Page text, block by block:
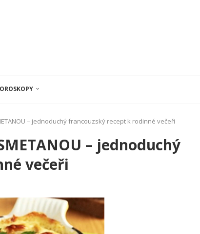
– jednoduchý francouzský recept k rodinné večeři
– jednoduchý
večeři